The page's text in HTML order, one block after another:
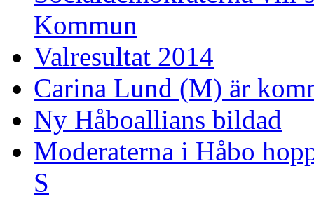
Kommun
Valresultat 2014
Carina Lund (M) är
Ny Håboallians bildad
Moderaterna i Håbo
S